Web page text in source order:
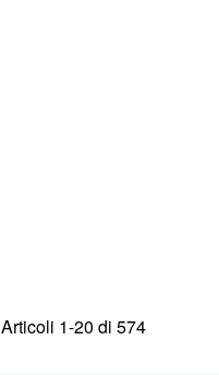
Articoli 1-20 di 574